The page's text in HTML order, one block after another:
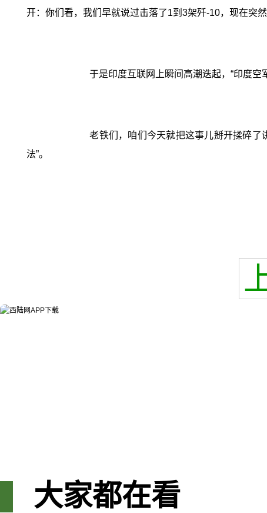
开：你们看，我们早就说过击落了1到3架歼-10，现在突
于是印度互联网上瞬间高潮迭起，“印度空
老铁们，咱们今天就把这事儿掰开揉碎了
法”。
大家都在看